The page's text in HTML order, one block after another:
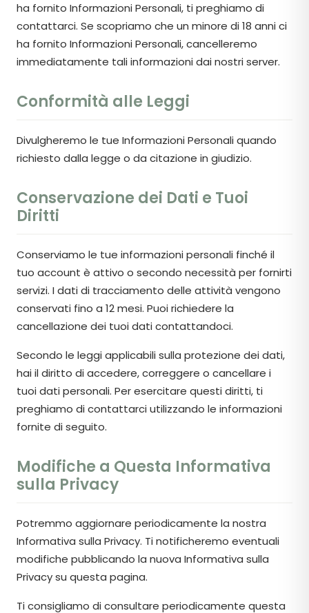
ha fornito Informazioni Personali, ti preghiamo di
contattarci. Se scopriamo che un minore di 18 anni ci
ha fornito Informazioni Personali, cancelleremo
immediatamente tali informazioni dai nostri server.
Conformità alle Leggi
Divulgheremo le tue Informazioni Personali quando
richiesto dalla legge o da citazione in giudizio.
Conservazione dei Dati e Tuoi
Diritti
Conserviamo le tue informazioni personali finché il
tuo account è attivo o secondo necessità per fornirti
servizi. I dati di tracciamento delle attività vengono
conservati fino a 12 mesi. Puoi richiedere la
cancellazione dei tuoi dati contattandoci.
Secondo le leggi applicabili sulla protezione dei dati,
hai il diritto di accedere, correggere o cancellare i
tuoi dati personali. Per esercitare questi diritti, ti
preghiamo di contattarci utilizzando le informazioni
fornite di seguito.
Modifiche a Questa Informativa
sulla Privacy
Potremmo aggiornare periodicamente la nostra
Informativa sulla Privacy. Ti notificheremo eventuali
modifiche pubblicando la nuova Informativa sulla
Privacy su questa pagina.
Ti consigliamo di consultare periodicamente questa